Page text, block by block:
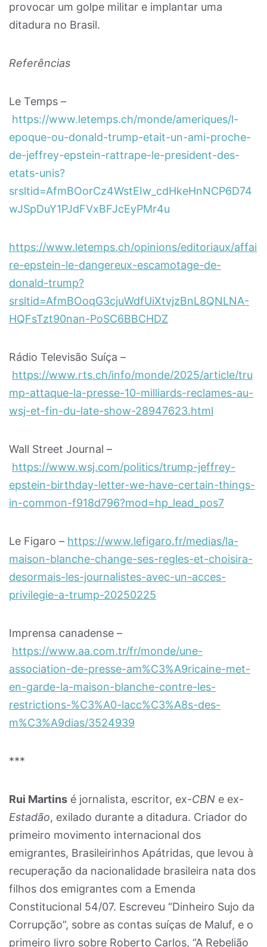
provocar um golpe militar e implantar uma
ditadura no Brasil.
Referências
Le Temps –
https://www.letemps.ch/monde/ameriques/l-
epoque-ou-donald-trump-etait-un-ami-proche-
de-jeffrey-epstein-rattrape-le-president-des-
etats-unis?
srsltid=AfmBOorCz4WstEIw_cdHkeHnNCP6D74
wJSpDuY1PJdFVxBFJcEyPMr4u
https://www.letemps.ch/opinions/editoriaux/affai
re-epstein-le-dangereux-escamotage-de-
donald-trump?
srsltid=AfmBOoqG3cjuWdfUiXtvjzBnL8QNLNA-
HQFsTzt90nan-PoSC6BBCHDZ
Rádio Televisão Suíça –
https://www.rts.ch/info/monde/2025/article/tru
mp-attaque-la-presse-10-milliards-reclames-au-
wsj-et-fin-du-late-show-28947623.html
Wall Street Journal –
https://www.wsj.com/politics/trump-jeffrey-
epstein-birthday-letter-we-have-certain-things-
in-common-f918d796?mod=hp_lead_pos7
Le Figaro – https://www.lefigaro.fr/medias/la-
maison-blanche-change-ses-regles-et-choisira-
desormais-les-journalistes-avec-un-acces-
privilegie-a-trump-20250225
Imprensa canadense –
https://www.aa.com.tr/fr/monde/une-
association-de-presse-am%C3%A9ricaine-met-
en-garde-la-maison-blanche-contre-les-
restrictions-%C3%A0-lacc%C3%A8s-des-
m%C3%A9dias/3524939
***
Rui Martins é jornalista, escritor, ex-CBN e ex-
Estadão, exilado durante a ditadura. Criador do
primeiro movimento internacional dos
emigrantes, Brasileirinhos Apátridas, que levou à
recuperação da nacionalidade brasileira nata dos
filhos dos emigrantes com a Emenda
Constitucional 54/07. Escreveu “Dinheiro Sujo da
Corrupção”, sobre as contas suíças de Maluf, e o
primeiro livro sobre Roberto Carlos, “A Rebelião